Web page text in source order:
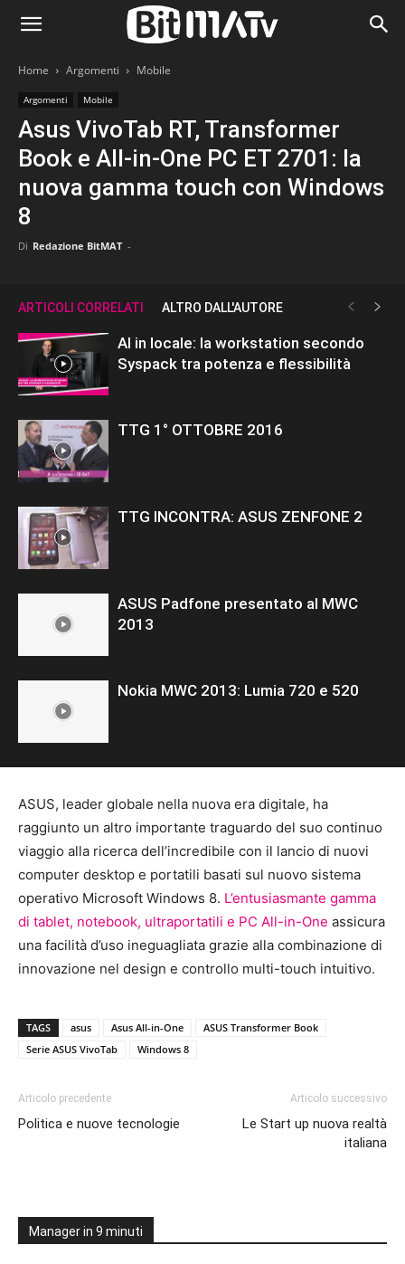
Home Argomenti Mobile
Argomenti Mobile
Asus VivoTab RT, Transformer
Book e All-in-One PC ET 2701: la
nuova gamma touch con Windows
8
Di Redazione BitMAT -
ARTICOLI CORRELATI ALTRO DALL'AUTORE
AI in locale: la workstation secondo
Syspack tra potenza e flessibilità
TTG 1° OTTOBRE 2016
TTG INCONTRA: ASUS ZENFONE 2
ASUS Padfone presentato al MWC
2013
Nokia MWC 2013: Lumia 720 e 520
ASUS, leader globale nella nuova era digitale, ha
raggiunto un altro importante traguardo del suo continuo
viaggio alla ricerca dell’incredibile con il lancio di nuovi
computer desktop e portatili basati sul nuovo sistema
operativo Microsoft Windows 8. L’entusiasmante gamma
di tablet, notebook, ultraportatili e PC All-in-One assicura
una facilità d’uso ineguagliata grazie alla combinazione di
innovazione nel design e controllo multi-touch intuitivo.
TAGS asus Asus All-in-One
ASUS Transformer Book
Serie ASUS VivoTab
Windows 8
Articolo precedente
Politica e nuove tecnologie
Articolo successivo
Le Start up nuova realtà
italiana
Manager in 9 minuti